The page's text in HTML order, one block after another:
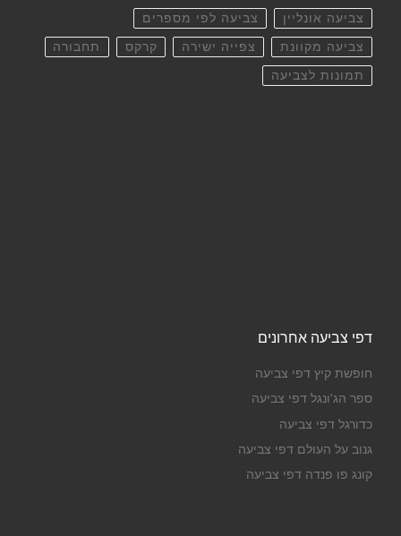
צביעה אונליין צביעה לפי מספרים
צביעה מקוונת צפייה ישירה קרקס תחבורה
תמונות לצביעה
דפי צביעה אחרונים
חופשת קיץ דפי צביעה
ספר הג'ונגל דפי צביעה
כדורגל דפי צביעה
גנוב על העולם דפי צביעה
קונג פו פנדה דפי צביעה